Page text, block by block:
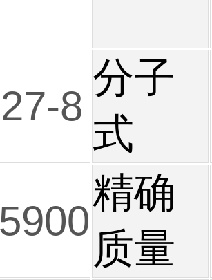
8
分子
式
精确
质量